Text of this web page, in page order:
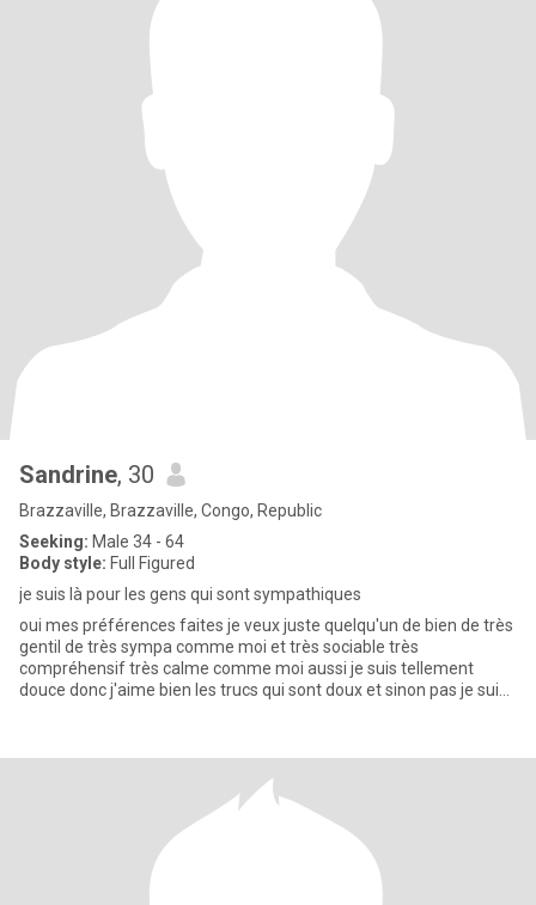
Sandrine, 30
Brazzaville, Brazzaville, Congo, Republic
Seeking: Male 34 - 64
Body style: Full Figured
je suis là pour les gens qui sont sympathiques
oui mes préférences faites je veux juste quelqu'un de bien de très
gentil de très sympa comme moi et très sociable très
compréhensif très calme comme moi aussi je suis tellement
douce donc j'aime bien les trucs qui sont doux et sinon pas je suis